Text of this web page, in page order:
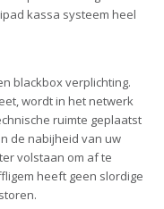
kassa systeem heel
blackbox verplichting.
wordt in het netwerk
ruimte geplaatst
de nabijheid van uw
volstaan om af te
heeft geen slordige